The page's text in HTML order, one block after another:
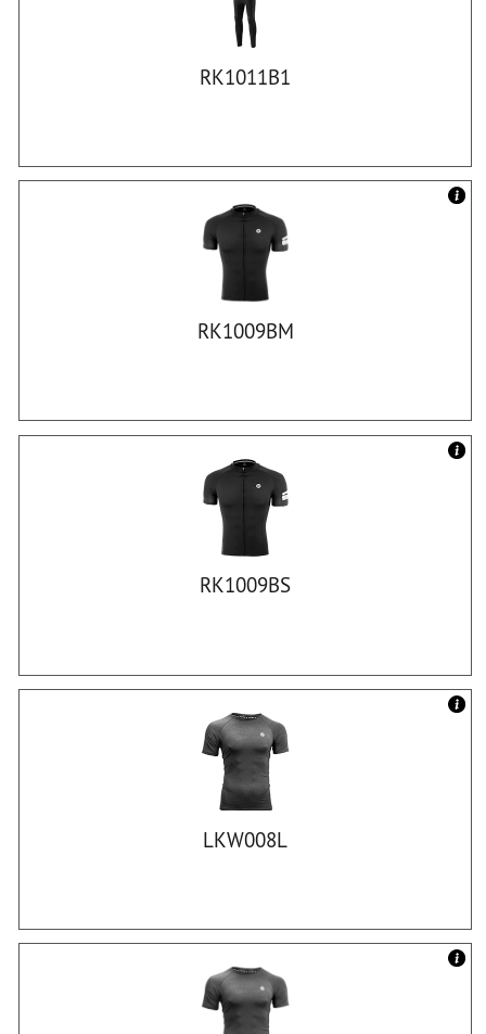
RK1011B1
RK1009BM
RK1009BS
LKW008L